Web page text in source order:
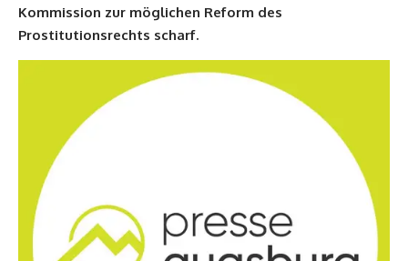
Kommission zur möglichen Reform des
Prostitutionsrechts scharf.